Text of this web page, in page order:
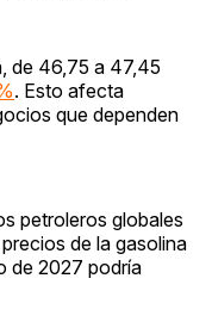
de 46,75 a 47,45
. Esto afecta
que dependen
petroleros globales
de la gasolina
de 2027 podría